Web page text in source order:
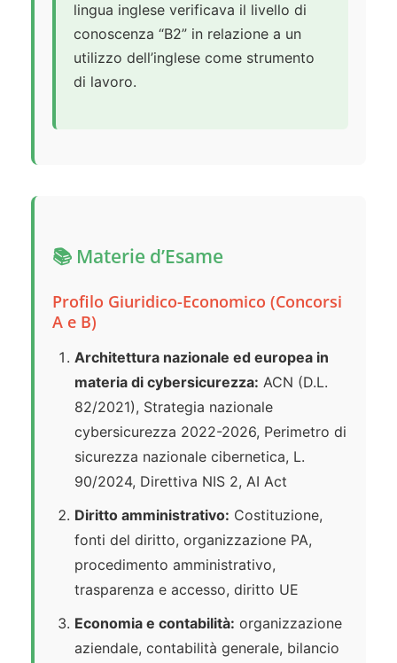
lingua inglese verificava il livello di
conoscenza “B2” in relazione a un
utilizzo dell’inglese come strumento
di lavoro.
📚 Materie d’Esame
Profilo Giuridico-Economico (Concorsi
A e B)
Architettura nazionale ed europea in
materia di cybersicurezza: ACN (D.L.
82/2021), Strategia nazionale
cybersicurezza 2022-2026, Perimetro di
sicurezza nazionale cibernetica, L.
90/2024, Direttiva NIS 2, AI Act
Diritto amministrativo: Costituzione,
fonti del diritto, organizzazione PA,
procedimento amministrativo,
trasparenza e accesso, diritto UE
Economia e contabilità: organizzazione
aziendale, contabilità generale, bilancio